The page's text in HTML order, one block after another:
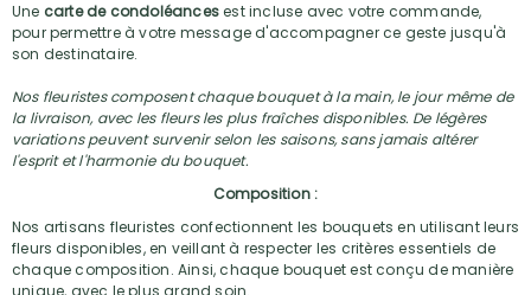
Une carte de condoléancesest incluse avec votre commande,
pour permettre à votre message d'accompagner ce geste jusqu'à
son destinataire.
Nos fleuristes composent chaque bouquet à la main, le jour même de
la livraison, avec les fleurs les plus fraîches disponibles. De légères
variations peuvent survenir selon les saisons, sans jamais altérer
l'esprit et l'harmonie du bouquet.
Composition :
Nos artisans fleuristes confectionnent les bouquets en utilisant leurs
fleurs disponibles, en veillant à respecter les critères essentiels de
chaque composition. Ainsi, chaque bouquet est conçu de manière